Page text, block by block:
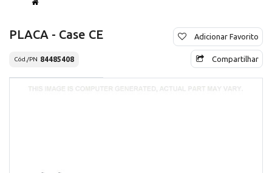
PLACA - Case CE
Cód./PN 84485408
Adicionar Favorito
Compartilhar